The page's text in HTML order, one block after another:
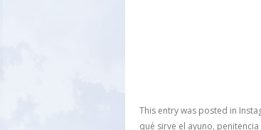
This entry was posted in
qué sirve el ayuno,